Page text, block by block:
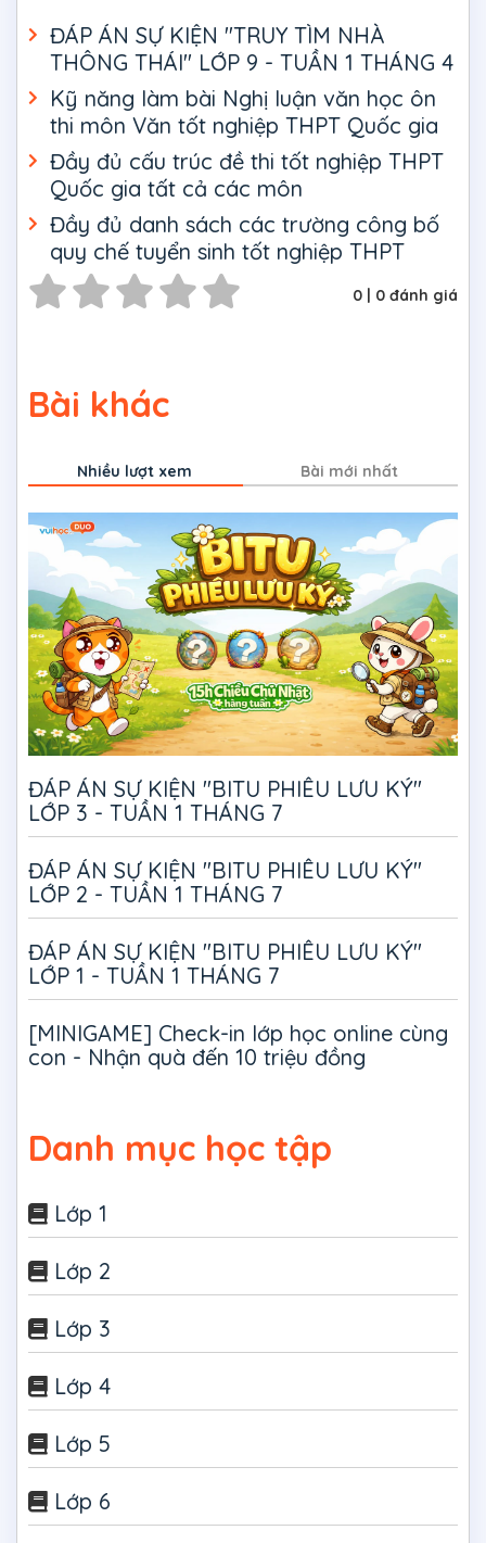
ĐÁP ÁN SỰ KIỆN "TRUY TÌM NHÀ
THÔNG THÁI" LỚP 9 - TUẦN 1 THÁNG 4
Kỹ năng làm bài Nghị luận văn học ôn
thi môn Văn tốt nghiệp THPT Quốc gia
Đầy đủ cấu trúc đề thi tốt nghiệp THPT
Quốc gia tất cả các môn
Đầy đủ danh sách các trường công bố
quy chế tuyển sinh tốt nghiệp THPT
0 | 0 đánh giá
Bài khác
Nhiều lượt xem Bài mới nhất
ĐÁP ÁN SỰ KIỆN "BITU PHIÊU LƯU KÝ"
LỚP 3 - TUẦN 1 THÁNG 7
ĐÁP ÁN SỰ KIỆN "BITU PHIÊU LƯU KÝ"
LỚP 2 - TUẦN 1 THÁNG 7
ĐÁP ÁN SỰ KIỆN "BITU PHIÊU LƯU KÝ"
LỚP 1 - TUẦN 1 THÁNG 7
[MINIGAME] Check-in lớp học online cùng
con - Nhận quà đến 10 triệu đồng
Danh mục học tập
Lớp 1
Lớp 2
Lớp 3
Lớp 4
Lớp 5
Lớp 6